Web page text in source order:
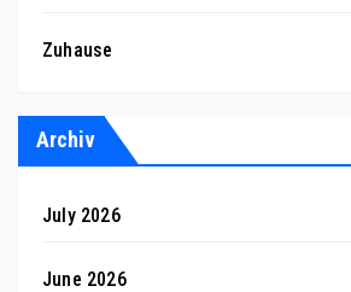
Zuhause
Archiv
July 2026
June 2026